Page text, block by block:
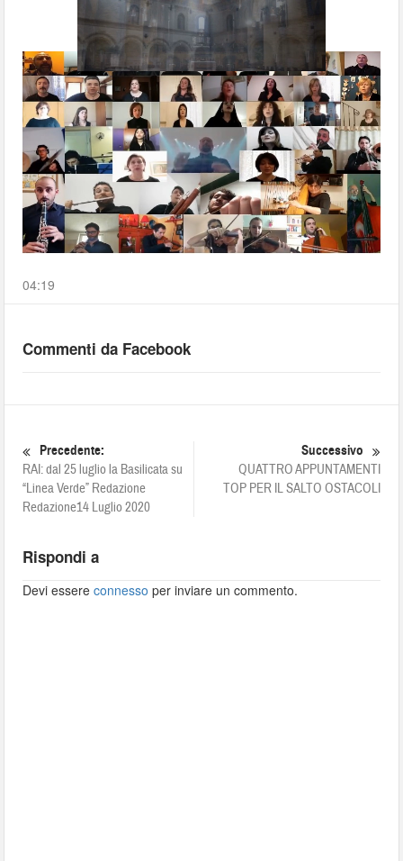
00:00
04:19
Commenti da Facebook
Precedente:
RAI: dal 25 luglio la Basilicata su
“Linea Verde” Redazione
Redazione14 Luglio 2020
Successivo
QUATTRO APPUNTAMENTI
TOP PER IL SALTO OSTACOLI
Rispondi a
Devi essereconnesso per inviare un commento.